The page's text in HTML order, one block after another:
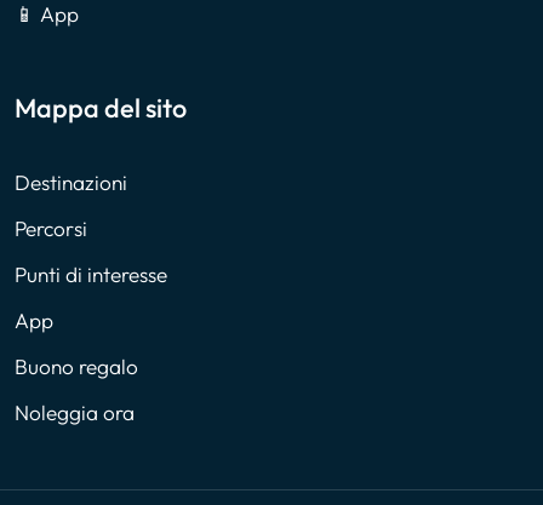
📱 App
Mappa del sito
Destinazioni
Percorsi
Punti di interesse
App
Buono regalo
Noleggia ora